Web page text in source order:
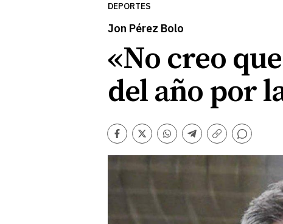
DEPORTES
Jon Pérez Bolo
«No creo
del año por
Facebook
TwitterWhatsapp
Telegram
Copiar
enlace
Comentarios